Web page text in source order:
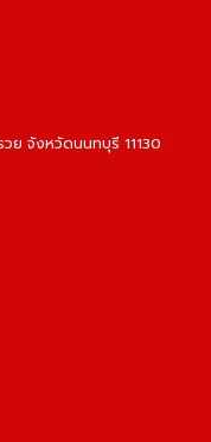
ย จังหวัดนนทบุรี 11130